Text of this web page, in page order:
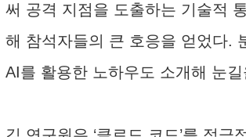
써 공격 지점을 도출하는 기술적
해 참석자들의 큰 호응을 얻었다.
AI를 활용한 노하우도 소개해 눈